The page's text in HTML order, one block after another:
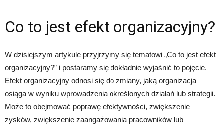
Co to jest efekt organizacyjny?
W dzisiejszym artykule przyjrzymy się tematowi „Co to jest efekt
organizacyjny?” i postaramy się dokładnie wyjaśnić to pojęcie.
Efekt organizacyjny odnosi się do zmiany, jaką organizacja
osiąga w wyniku wprowadzenia określonych działań lub strategii.
Może to obejmować poprawę efektywności, zwiększenie
zysków, zwiększenie zaangażowania pracowników lub